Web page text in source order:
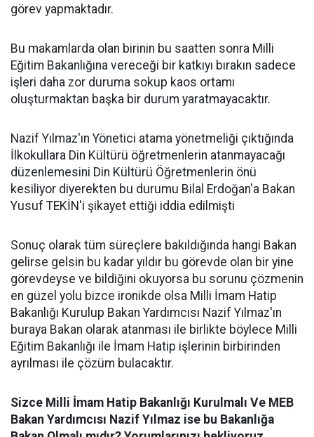
görev yapmaktadır.
Bu makamlarda olan birinin bu saatten sonra Milli
Eğitim Bakanlığına vereceği bir katkıyı bırakın sadece
işleri daha zor duruma sokup kaos ortamı
oluşturmaktan başka bir durum yaratmayacaktır.
Nazif Yılmaz'ın Yönetici atama yönetmeliği çıktığında
İlkokullara Din Kültürü öğretmenlerin atanmayacağı
düzenlemesini Din Kültürü Öğretmenlerin önü
kesiliyor diyerekten bu durumu Bilal Erdoğan'a Bakan
Yusuf TEKİN'i şikayet ettiği iddia edilmişti
Sonuç olarak tüm süreçlere bakıldığında hangi Bakan
gelirse gelsin bu kadar yıldır bu görevde olan bir yine
görevdeyse ve bildiğini okuyorsa bu sorunu çözmenin
en güzel yolu bizce ironikde olsa Milli İmam Hatip
Bakanlığı Kurulup Bakan Yardımcısı Nazif Yılmaz'ın
buraya Bakan olarak atanması ile birlikte böylece Milli
Eğitim Bakanlığı ile İmam Hatip işlerinin birbirinden
ayrılması ile çözüm bulacaktır.
Sizce Milli İmam Hatip Bakanlığı Kurulmalı Ve MEB
Bakan Yardımcısı Nazif Yılmaz ise bu Bakanlığa